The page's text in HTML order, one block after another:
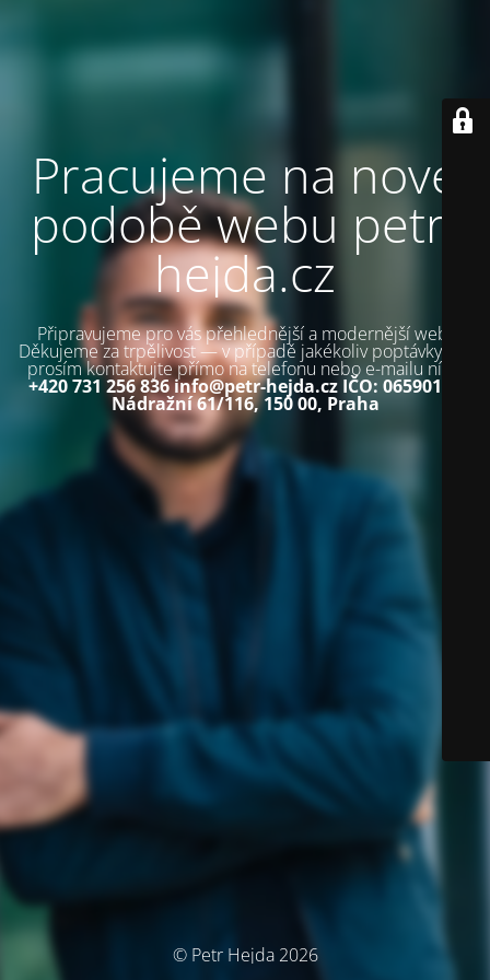
Pracujeme na nové
podobě webu petr-
hejda.cz
Připravujeme pro vás přehlednější a modernější web.
Děkujeme za trpělivost — v případě jakékoliv poptávky mě
prosím kontaktujte přímo na telefonu nebo e-mailu níže.
+420 731 256 836info@petr-hejda.cz IČO: 06590152
Nádražní 61/116, 150 00, Praha
© Petr Hejda 2026